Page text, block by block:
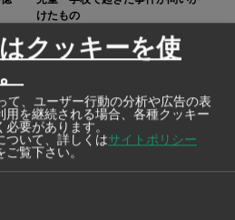
けたもの
クッキーを使
て、ユーザー行動の分析や広告の表
を継続される場合、各種クッキー
要があります。
ついて、詳しくはサイトポリシー
ご覧下さい。